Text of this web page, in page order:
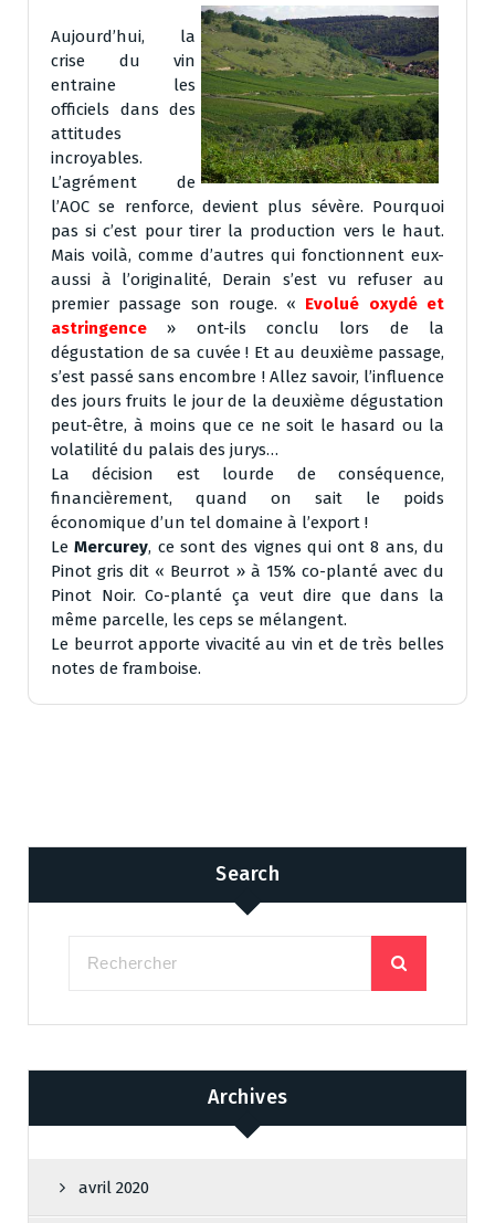
Aujourd’hui, la
crise du vin
entraine les
officiels dans des
attitudes
incroyables.
L’agrément de
l’AOC se renforce, devient plus sévère. Pourquoi
pas si c’est pour tirer la production vers le haut.
Mais voilà, comme d’autres qui fonctionnent eux-
aussi à l’originalité, Derain s’est vu refuser au
premier passage son rouge. « Evolué oxydé et
astringence » ont-ils conclu lors de la
dégustation de sa cuvée ! Et au deuxième passage,
s’est passé sans encombre ! Allez savoir, l’influence
des jours fruits le jour de la deuxième dégustation
peut-être, à moins que ce ne soit le hasard ou la
volatilité du palais des jurys…
La décision est lourde de conséquence,
financièrement, quand on sait le poids
économique d’un tel domaine à l’export !
LeMercurey, ce sont des vignes qui ont 8 ans, du
Pinot gris dit « Beurrot » à 15% co-planté avec du
Pinot Noir. Co-planté ça veut dire que dans la
même parcelle, les ceps se mélangent.
Le beurrot apporte vivacité au vin et de très belles
notes de framboise.
Search
Archives
avril 2020